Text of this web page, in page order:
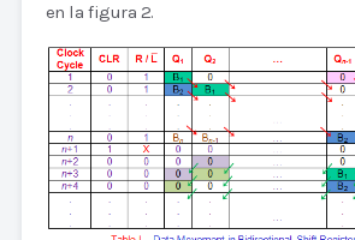
en la figura 2.